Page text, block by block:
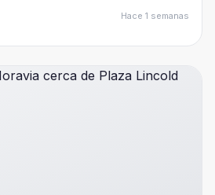
Hace 1 semanas